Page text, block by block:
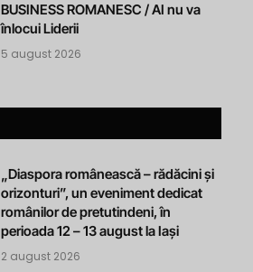
BUSINESS ROMANESC / AI nu va
înlocui Liderii
5 august 2026
„Diaspora românească – rădăcini și
orizonturi”, un eveniment dedicat
românilor de pretutindeni, în
perioada 12 – 13 august la Iași
2 august 2026